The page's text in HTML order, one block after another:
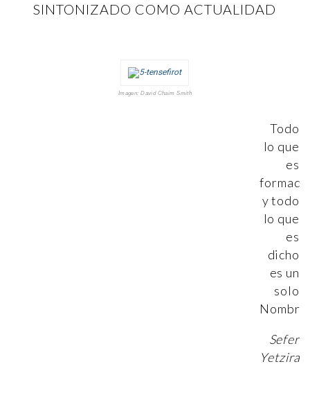
SINTONIZADO COMO ACTUALIDAD
Imagen: David Chaim Smith
Todo
lo que
es
formado
y todo
lo que
es
dicho
es un
solo
Sefer
Yetzirah